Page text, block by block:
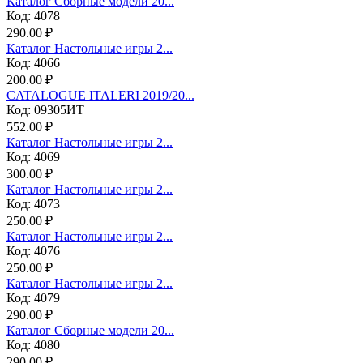
Код: 4078
290.00 ₽
Каталог Настольные игры 2...
Код: 4066
200.00 ₽
CATALOGUE ITALERI 2019/20...
Код: 09305ИТ
552.00 ₽
Каталог Настольные игры 2...
Код: 4069
300.00 ₽
Каталог Настольные игры 2...
Код: 4073
250.00 ₽
Каталог Настольные игры 2...
Код: 4076
250.00 ₽
Каталог Настольные игры 2...
Код: 4079
290.00 ₽
Каталог Сборные модели 20...
Код: 4080